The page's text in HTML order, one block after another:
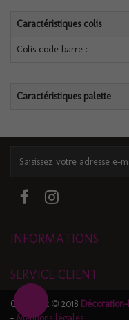
Caractéristiques colis
Colis code barre :
Caractéristiques palette
INFORMATIONS
SERVICE CLIENT
Copyright © 2018
- Mentions légales